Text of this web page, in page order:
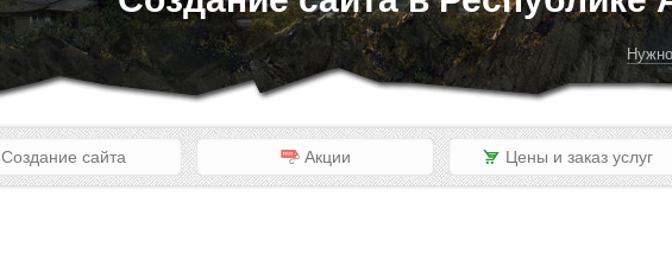
Создание сайта Акции Цены и заказ услуг